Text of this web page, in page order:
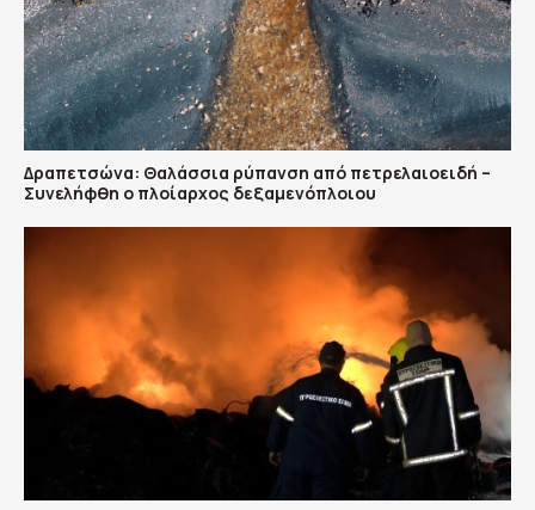
Δραπετσώνα: Θαλάσσια ρύπανση από πετρελαιοειδή –
Συνελήφθη ο πλοίαρχος δεξαμενόπλοιου